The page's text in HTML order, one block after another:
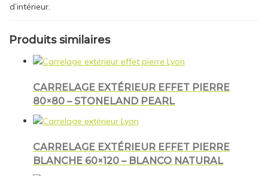
d’intérieur.
Produits similaires
CARRELAGE EXTÉRIEUR EFFET PIERRE
80×80 – STONELAND PEARL
CARRELAGE EXTÉRIEUR EFFET PIERRE
BLANCHE 60×120 – BLANCO NATURAL